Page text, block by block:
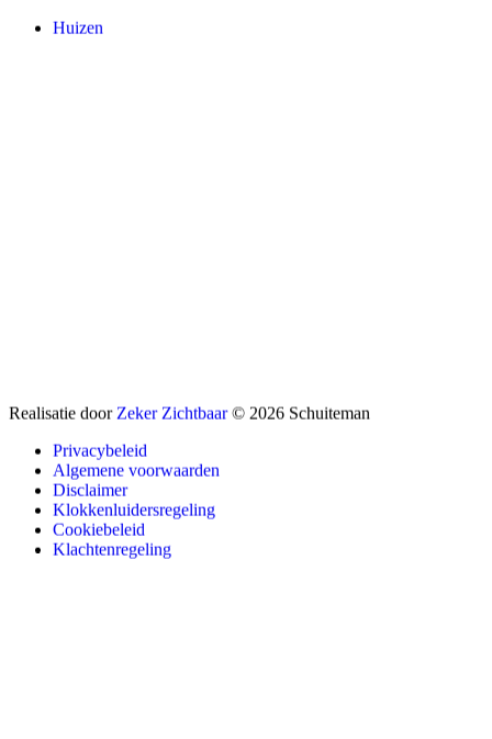
Huizen
Realisatie door Zeker Zichtbaar © 2026 Schuiteman
Privacybeleid
Algemene voorwaarden
Disclaimer
Klokkenluidersregeling
Cookiebeleid
Klachtenregeling